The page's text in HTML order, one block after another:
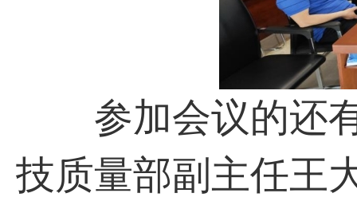
参加会议的还有
技质量部副主任王